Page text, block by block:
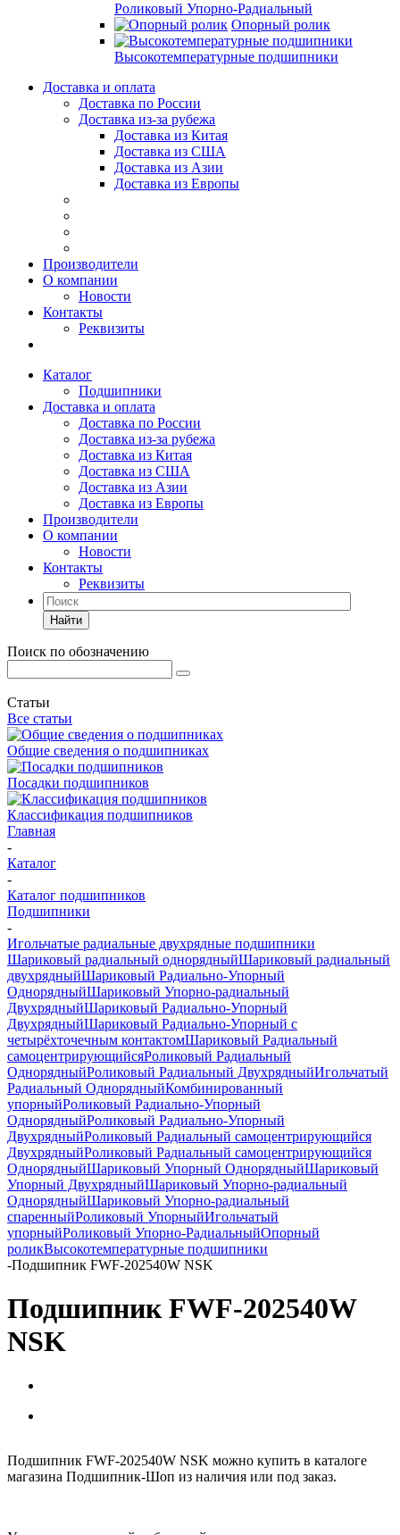
Роликовый Упорно-Радиальный
Опорный ролик
Высокотемпературные подшипники
Доставка и оплата
Доставка по России
Доставка из-за рубежа
Доставка из Китая
Доставка из США
Доставка из Азии
Доставка из Европы
Производители
О компании
Новости
Контакты
Реквизиты
Каталог
Подшипники
Доставка и оплата
Доставка по России
Доставка из-за рубежа
Доставка из Китая
Доставка из США
Доставка из Азии
Доставка из Европы
Производители
О компании
Новости
Контакты
Реквизиты
Найти
Поиск по обозначению
Статьи
Все статьи
Общие сведения о подшипниках
Посадки подшипников
Классификация подшипников
Главная
-
Каталог
-
Каталог подшипников
Подшипники
-
Игольчатые радиальные двухрядные подшипники
Шариковый радиальный однорядныйШариковый радиальный
двухрядныйШариковый Радиально-Упорный
ОднорядныйШариковый Упорно-радиальный
ДвухрядныйШариковый Радиально-Упорный
ДвухрядныйШариковый Радиально-Упорный с
четырёхточечным контактомШариковый Радиальный
самоцентрирующийсяРоликовый Радиальный
ОднорядныйРоликовый Радиальный ДвухрядныйИгольчатый
Радиальный ОднорядныйКомбинированный
упорныйРоликовый Радиально-Упорный
ОднорядныйРоликовый Радиально-Упорный
ДвухрядныйРоликовый Радиальный самоцентрирующийся
ДвухрядныйРоликовый Радиальный самоцентрирующийся
ОднорядныйШариковый Упорный ОднорядныйШариковый
Упорный ДвухрядныйШариковый Упорно-радиальный
ОднорядныйШариковый Упорно-радиальный
спаренныйРоликовый УпорныйИгольчатый
упорныйРоликовый Упорно-РадиальныйОпорный
роликВысокотемпературные подшипники
-Подшипник FWF-202540W NSK
Подшипник FWF-202540W
NSK
Подшипник FWF-202540W NSK можно купить в каталоге
магазина Подшипник-Шоп из наличия или под заказ.